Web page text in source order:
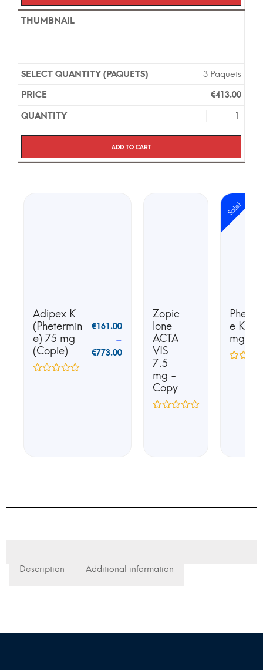
3 Paquets
€413.00
Add to cart
Adipex K
(Phetermin
e) 75 mg
(Copie)
€161.00
–
€773.00
Zopic
lone
ACTA
VIS
7.5
mg -
Copy
Sale!
e K25
mg
Description Additional information